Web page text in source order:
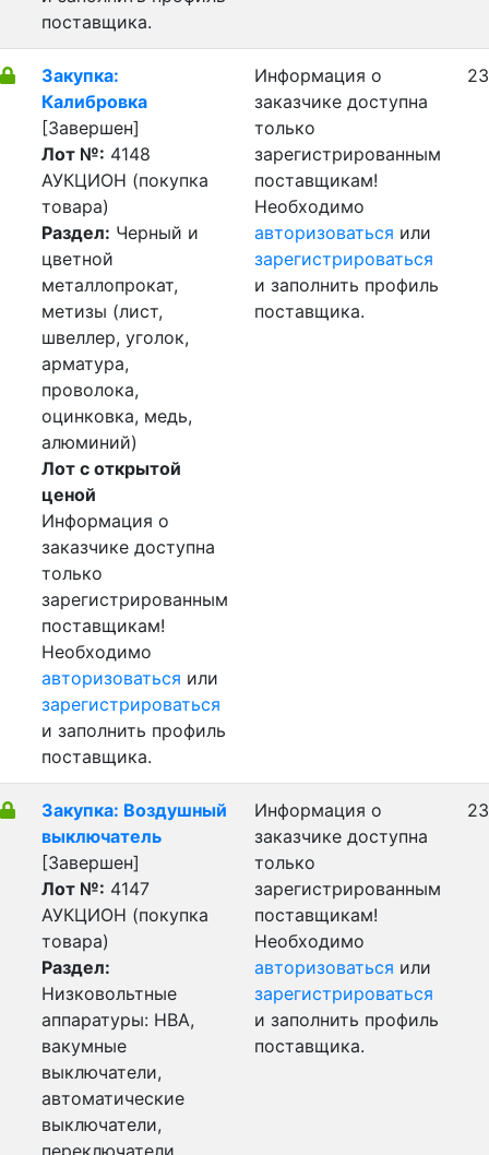
поставщика.
Закупка:
Калибровка
[Завершен]
Лот №: 4148
АУКЦИОН (покупка
товара)
Раздел: Черный и
цветной
металлопрокат,
метизы (лист,
швеллер, уголок,
арматура,
проволока,
оцинковка, медь,
алюминий)
Лот с открытой
ценой
Информация о
заказчике доступна
только
зарегистрированным
поставщикам!
Необходимо
авторизоваться или
зарегистрироваться
и заполнить профиль
поставщика.
Информация о
заказчике доступна
только
зарегистрированным
поставщикам!
Необходимо
авторизоваться или
зарегистрироваться
и заполнить профиль
поставщика.
Закупка: Воздушный
выключатель
[Завершен]
Лот №: 4147
АУКЦИОН (покупка
товара)
Раздел:
Низковольтные
аппаратуры: НВА,
вакумные
выключатели,
автоматические
выключатели,
переключатели,
Информация о
заказчике доступна
только
зарегистрированным
поставщикам!
Необходимо
авторизоваться или
зарегистрироваться
и заполнить профиль
поставщика.